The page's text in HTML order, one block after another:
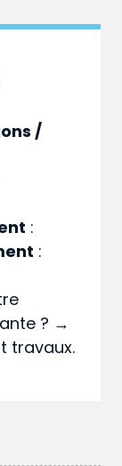
/
:
:
? →
travaux.